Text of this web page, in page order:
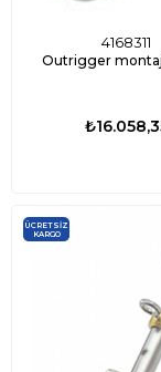
4168311
Outrigger
ÜCRETSIZ
KARGO